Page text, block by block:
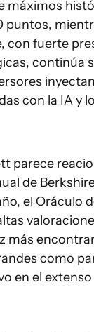
máximos
puntos,
con fuerte
continúa
con la IA y
parece
de
el Oráculo
más
como
en el